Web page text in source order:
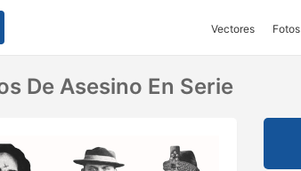
Vectores Fotos
De Asesino En Serie